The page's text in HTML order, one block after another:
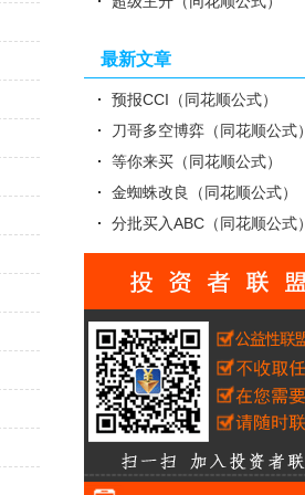
最新文章
预报CCI（同花顺公式）
刀哥多空博弈（同花顺公式）
等你来买（同花顺公式）
金蜘蛛改良（同花顺公式）
分批买入ABC（同花顺公式）